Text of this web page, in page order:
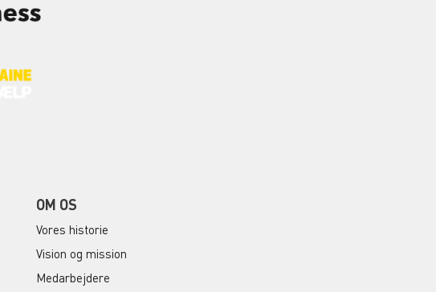
OM OS
Vores historie
Vision og mission
Medarbejdere